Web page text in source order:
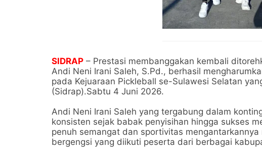
SIDRAP – Prestasi membanggakan kembali
Andi Neni Irani Saleh, S.Pd., berhasil
pada Kejuaraan Pickleball se-Sulawesi Selatan
(Sidrap).Sabtu 4 Juni 2026.
Andi Neni Irani Saleh yang tergabung dalam
konsisten sejak babak penyisihan hingga sukses
penuh semangat dan sportivitas
bergengsi yang diikuti peserta dari berbagai